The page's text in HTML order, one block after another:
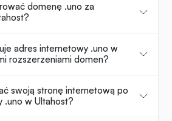
domenę .uno za
adres internetowy .uno w
rozszerzeniami domen?
swoją stronę internetową po
.uno w Ultahost?